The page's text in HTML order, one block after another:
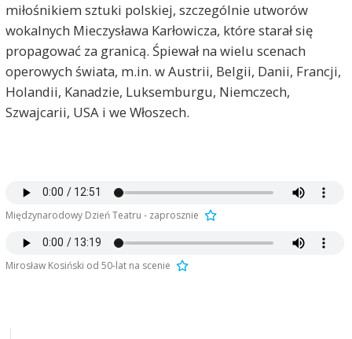
miłośnikiem sztuki polskiej, szczególnie utworów
wokalnych Mieczysława Karłowicza, które starał się
propagować za granicą. Śpiewał na wielu scenach
operowych świata, m.in. w Austrii, Belgii, Danii, Francji,
Holandii, Kanadzie, Luksemburgu, Niemczech,
Szwajcarii, USA i we Włoszech.
Międzynarodowy Dzień Teatru - zaprosznie
Mirosław Kosiński od 50-lat na scenie